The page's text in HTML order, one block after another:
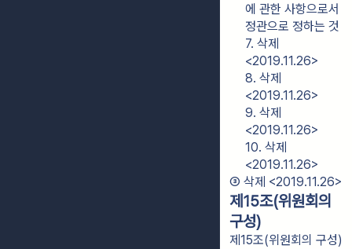
에 관한 사항으로서
정관으로 정하는 것
7. 삭제
<2019.11.26>
8. 삭제
<2019.11.26>
9. 삭제
<2019.11.26>
10. 삭제
<2019.11.26>
③ 삭제 <2019.11.26>
제15조(위원회의
구성)
제15조(위원회의 구성)